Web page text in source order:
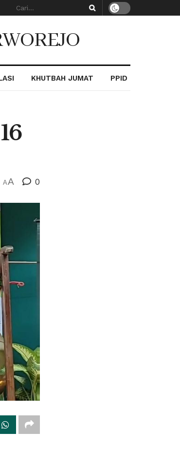
KHUTBAH JUMAT PPID
AA 0